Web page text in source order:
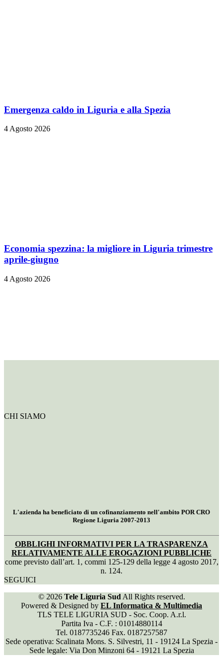
Emergenza caldo in Liguria e alla Spezia
4 Agosto 2026
Economia spezzina: la migliore in Liguria trimestre
aprile-giugno
4 Agosto 2026
CHI SIAMO
L'azienda ha beneficiato di un cofinanziamento nell'ambito POR CRO
Regione Liguria 2007-2013
OBBLIGHI INFORMATIVI PER LA TRASPARENZA
RELATIVAMENTE ALLE EROGAZIONI PUBBLICHE
come previsto dall’art. 1, commi 125-129 della legge 4 agosto 2017,
n. 124.
SEGUICI
© 2026 Tele Liguria Sud All Rights reserved.
Powered & Designed by EL Informatica & Multimedia
TLS TELE LIGURIA SUD - Soc. Coop. A.r.l.
Partita Iva - C.F. : 01014880114
Tel. 0187735246 Fax. 0187257587
Sede operativa: Scalinata Mons. S. Silvestri, 11 - 19124 La Spezia -
Sede legale: Via Don Minzoni 64 - 19121 La Spezia